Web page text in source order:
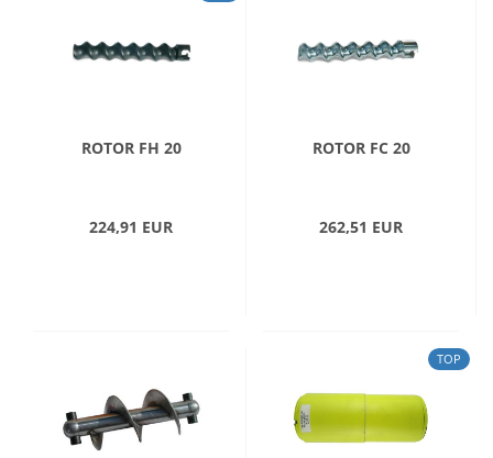
ROTOR FH 20
224,91 EUR
ROTOR FC 20
262,51 EUR
TOP